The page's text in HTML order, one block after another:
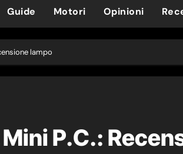
Guide Motori Opinioni
lampo
P.C.: